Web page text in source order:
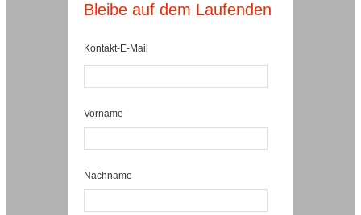
Bleibe auf dem Laufenden
Kontakt-E-Mail
Vorname
Nachname